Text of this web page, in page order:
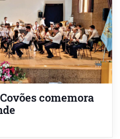
comemora